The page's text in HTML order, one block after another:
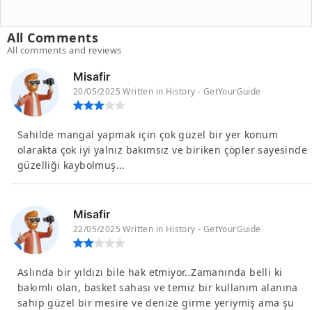
All Comments
All comments and reviews
Misafir
20/05/2025 Written in History - GetYourGuide
Sahilde mangal yapmak için çok güzel bir yer konum
olarakta çok iyi yalnız bakımsız ve biriken çöpler sayesinde
güzelliği kaybolmuş...
Misafir
22/05/2025 Written in History - GetYourGuide
Aslında bir yıldızı bile hak etmiyor..Zamanında belli ki
bakımlı olan, basket sahası ve temiz bir kullanım alanına
sahip güzel bir mesire ve denize girme yeriymiş ama şu